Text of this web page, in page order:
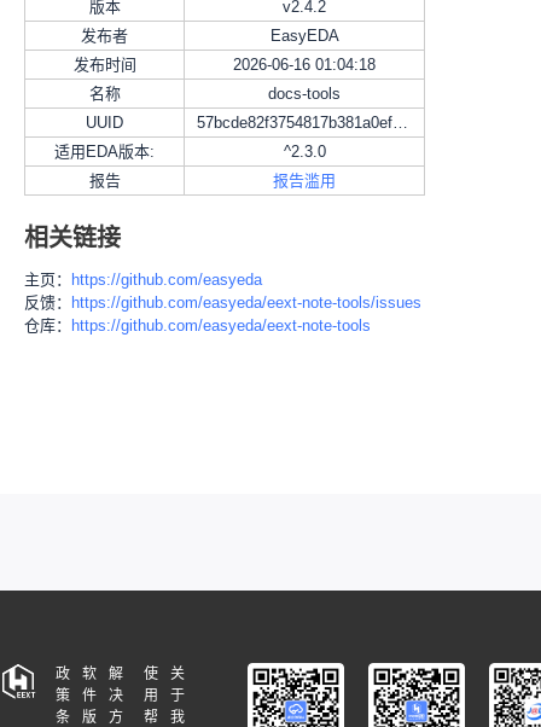
版本 v2.4.2
发布者
EasyEDA
发布时间
2026-06-16 01:04:18
名称
docs-tools
UUID
57bcde82f3754817b381a0ef2f10cbdb
适用EDA版本:
^2.3.0
报告
报告滥用
相关链接
主页：
https://github.com/easyeda
反馈：
https://github.com/easyeda/eext-note-tools/issues
仓库：
https://github.com/easyeda/eext-note-tools
政
策
条
软
件
版
解
决
方
使
用
帮
关
于
我